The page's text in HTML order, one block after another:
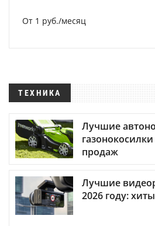
От 1 руб./месяц
ТЕХНИКА
Лучшие
продаж
Лучшие
2026 году: